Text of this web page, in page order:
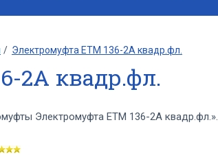
Электромуфта ЕТМ 136-2А квадр.фл.
2А квадр.фл.
Электромуфта ЕТМ 136-2А квадр.фл.».